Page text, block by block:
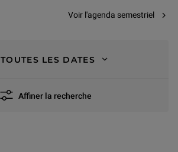
Voir l'agenda semestriel
TOUTES LES DATES
Affiner la recherche